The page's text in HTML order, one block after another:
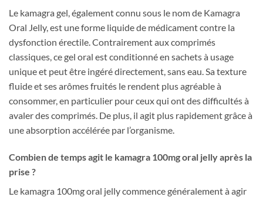
Le kamagra gel, également connu sous le nom de Kamagra
Oral Jelly, est une forme liquide de médicament contre la
dysfonction érectile. Contrairement aux comprimés
classiques, ce gel oral est conditionné en sachets à usage
unique et peut être ingéré directement, sans eau. Sa texture
fluide et ses arômes fruités le rendent plus agréable à
consommer, en particulier pour ceux qui ont des difficultés à
avaler des comprimés. De plus, il agit plus rapidement grâce à
une absorption accélérée par l’organisme.
Combien de temps agit le kamagra 100mg oral jelly après la
prise ?
Le kamagra 100mg oral jelly commence généralement à agir